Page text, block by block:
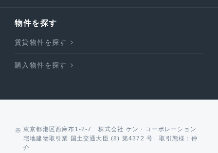
物件を探す
賃貸物件を探す
購入物件を探す
東京都港区西麻布1-2-7 株式会社 ケン・コーポレーション
宅地建物取引業 国土交通大臣 (8) 第4372 号 取引態様：仲
介